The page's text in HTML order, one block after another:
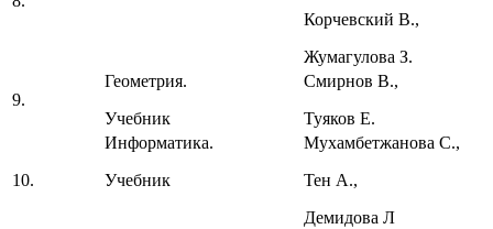
Корчевский В.,
Жумагулова З.
9.
Геометрия.
Учебник
Смирнов В.,
Туяков Е.
10.
Информатика.
Учебник
Мухамбетжанова С.,
Тен А.,
Демидова Л